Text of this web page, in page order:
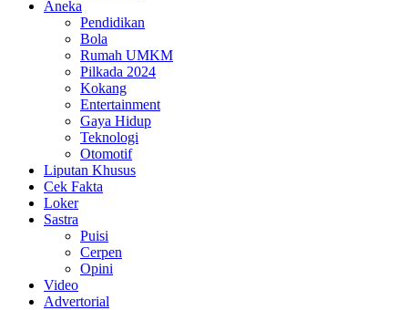
Aneka
Pendidikan
Bola
Rumah UMKM
Pilkada 2024
Kokang
Entertainment
Gaya Hidup
Teknologi
Otomotif
Liputan Khusus
Cek Fakta
Loker
Sastra
Puisi
Cerpen
Opini
Video
Advertorial